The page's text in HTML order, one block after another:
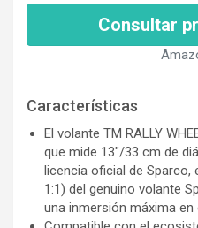
Consultar
Características
El volante TM RALLY
que mide 13"/33 cm de
licencia oficial de Sparco,
1:1) del genuino volante
una inmersión máxima en